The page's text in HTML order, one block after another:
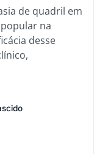
de quadril em
na
desse